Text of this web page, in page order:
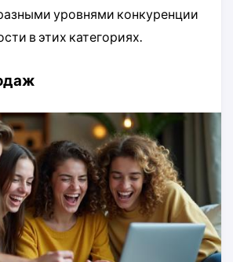
уровнями конкуренции
в этих категориях.